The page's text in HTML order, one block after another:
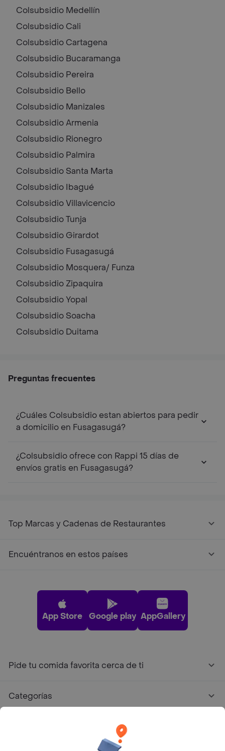
Colsubsidio Medellín
Colsubsidio Cali
Colsubsidio Cartagena
Colsubsidio Bucaramanga
Colsubsidio Pereira
Colsubsidio Bello
Colsubsidio Manizales
ColsubsidioArmenia
Colsubsidio Rionegro
Colsubsidio Palmira
Colsubsidio Santa Marta
Colsubsidio Ibagué
ColsubsidioVillavicencio
ColsubsidioTunja
Colsubsidio Girardot
Colsubsidio Fusagasugá
Colsubsidio Mosquera/ Funza
Colsubsidio Zipaquira
ColsubsidioYopal
Colsubsidio Soacha
Colsubsidio Duitama
Preguntas frecuentes
¿Cuáles Colsubsidio estan abiertos para pedir
a domicilio en Fusagasugá?
¿Colsubsidio ofrece con Rappi 15 días de
envíos gratis en Fusagasugá?
Top Marcas y Cadenas de Restaurantes
Encuéntranos en estos países
App Store Google play AppGallery
Pide tu comida favorita cerca de ti
Categorías